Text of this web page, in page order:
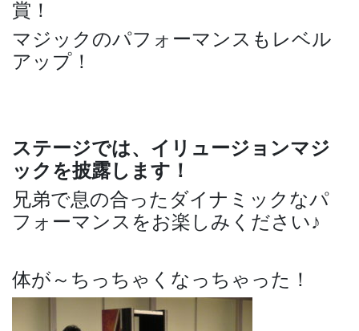
賞！
マジックのパフォーマンスもレベル
アップ！
ステージでは、イリュージョンマジ
ックを披露します！
兄弟で息の合ったダイナミックなパ
フォーマンスをお楽しみください♪
体が～ちっちゃくなっちゃった！